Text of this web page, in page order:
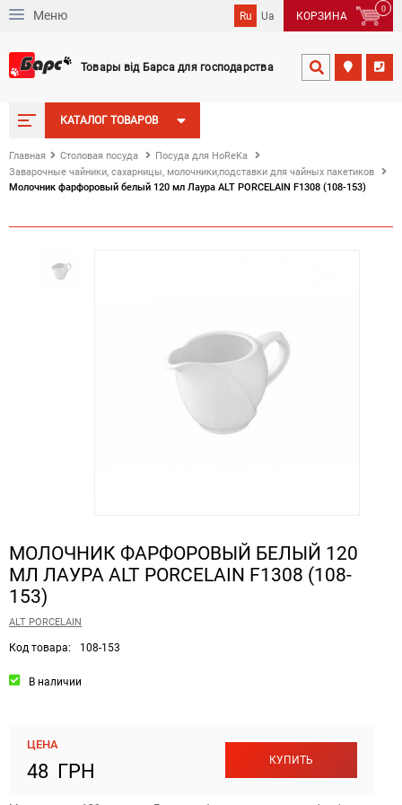
Меню Ru Ua
0
КОРЗИНА
Товары від Барса для господарства  
КАТАЛОГ ТОВАРОВ
Главная Столовая посуда
Посуда для HoReKa
Заварочные чайники, сахарницы, молочники,подставки для чайных пакетиков
Молочник фарфоровый белый 120 мл Лаура ALT PORCELAIN F1308 (108-153)
МОЛОЧНИК ФАРФОРОВЫЙ БЕЛЫЙ 120
МЛ ЛАУРА ALT PORCELAIN F1308 (108-
153)
ALT PORCELAIN
Код товара: 108-153
В наличии
ЦЕНА
48 ГРН КУПИТЬ